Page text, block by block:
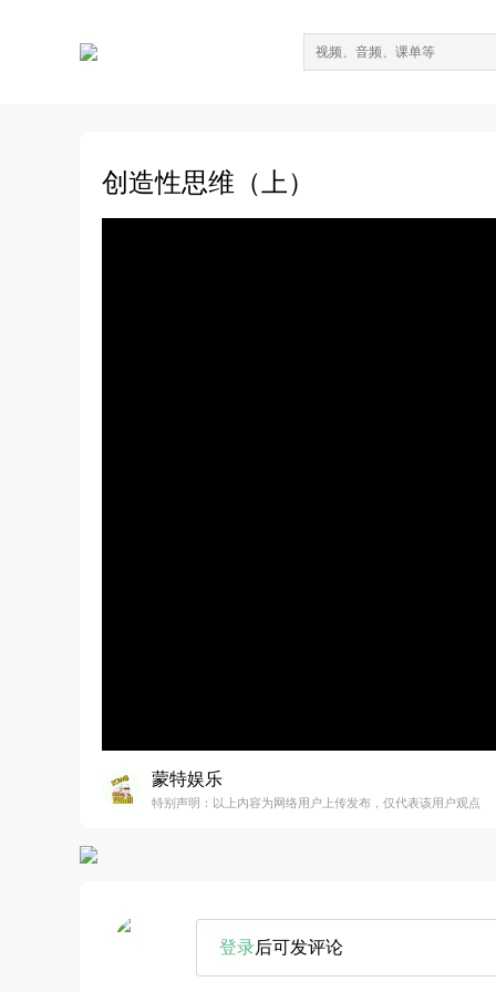
创造性思维（上）
蒙特娱乐
特别声明：以上内容为网络用户上传发布，仅代表该用户观点
登录后可发评论